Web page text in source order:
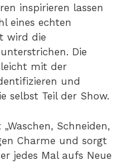
inspirieren lassen
eines echten
wird die
Die
mit der
und
selbst Teil der Show.
Schneiden,
Charme und sorgt
jedes Mal aufs Neue